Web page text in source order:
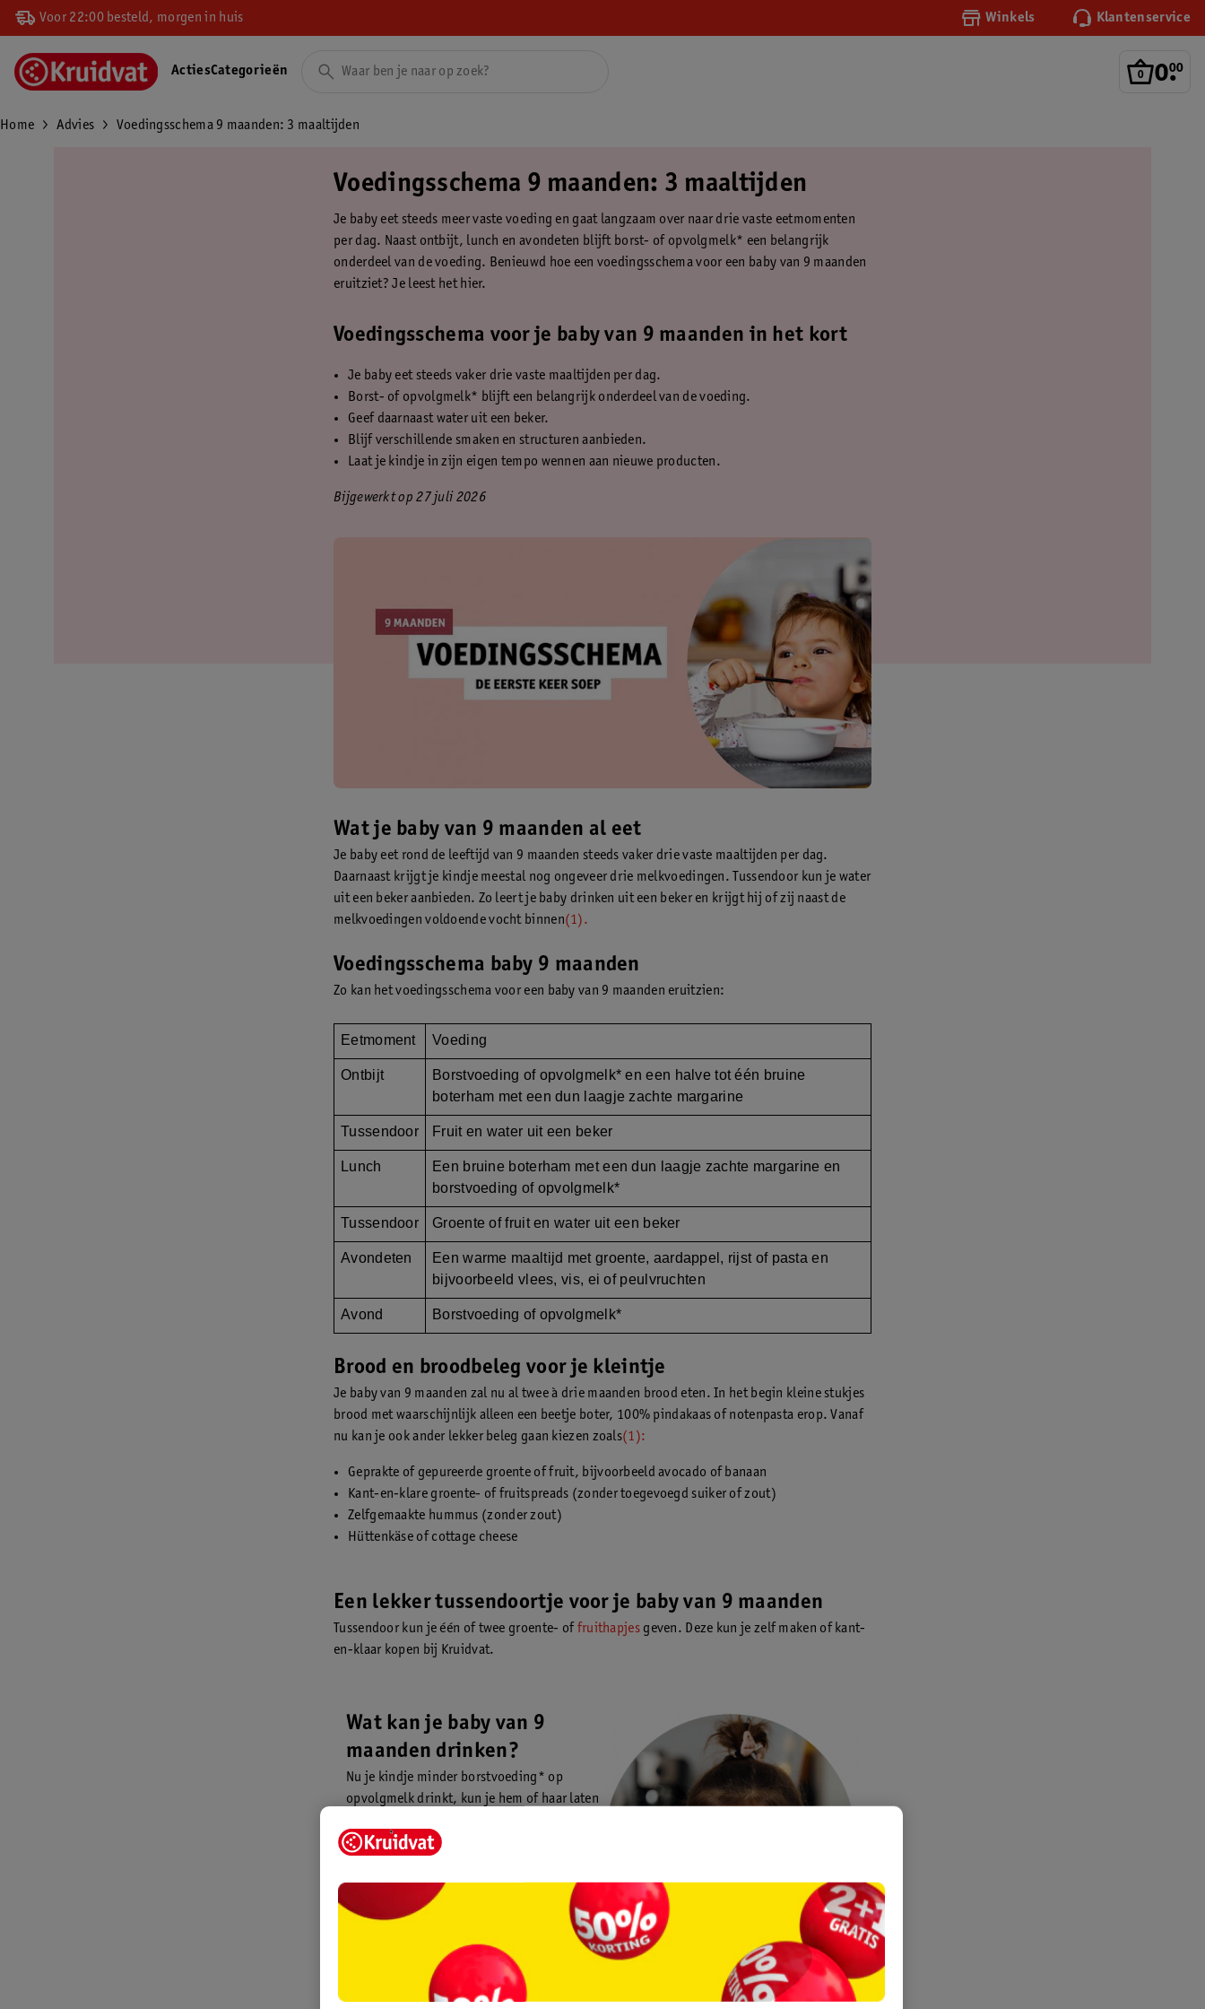
Voor 22:00 besteld, morgen in huis Winkels Klantenservice
0.
00
ActiesCategorieën
Home Advies Voedingsschema 9 maanden: 3 maaltijden
Voedingsschema 9 maanden: 3 maaltijden
Je baby eet steeds meer vaste voeding en gaat langzaam over naar drie vaste eetmomenten
per dag. Naast ontbijt, lunch en avondeten blijft borst- of opvolgmelk* een belangrijk
onderdeel van de voeding. Benieuwd hoe een voedingsschema voor een baby van 9 maanden
eruitziet? Je leest het hier.
Voedingsschema voor je baby van 9 maanden in het kort
Je baby eet steeds vaker drie vaste maaltijden per dag.
Borst- of opvolgmelk* blijft een belangrijk onderdeel van de voeding.
Geef daarnaast water uit een beker.
Blijf verschillende smaken en structuren aanbieden.
Laat je kindje in zijn eigen tempo wennen aan nieuwe producten.
Bijgewerkt op 27 juli 2026
Wat je baby van 9 maanden al eet
Je baby eet rond de leeftijd van 9 maanden steeds vaker drie vaste maaltijden per dag.
Daarnaast krijgt je kindje meestal nog ongeveer drie melkvoedingen. Tussendoor kun je water
uit een beker aanbieden. Zo leert je baby drinken uit een beker en krijgt hij of zij naast de
melkvoedingen voldoende vocht binnen(1).
Voedingsschema baby 9 maanden
Zo kan het voedingsschema voor een baby van 9 maanden eruitzien:
Eetmoment Voeding
Ontbijt
Borstvoeding of opvolgmelk* en een halve tot één bruine
boterham met een dun laagje zachte margarine
Tussendoor Fruit en water uit een beker
Lunch
Een bruine boterham met een dun laagje zachte margarine en
borstvoeding of opvolgmelk*
Tussendoor Groente of fruit en water uit een beker
Avondeten
Een warme maaltijd met groente, aardappel, rijst of pasta en
bijvoorbeeld vlees, vis, ei of peulvruchten
Avond Borstvoeding of opvolgmelk*
Brood en broodbeleg voor je kleintje
Je baby van 9 maanden zal nu al twee à drie maanden brood eten. In het begin kleine stukjes
brood met waarschijnlijk alleen een beetje boter, 100% pindakaas of notenpasta erop. Vanaf
nu kan je ook ander lekker beleg gaan kiezen zoals(1):
Geprakte of gepureerde groente of fruit, bijvoorbeeld avocado of banaan
Kant-en-klare groente- of fruitspreads (zonder toegevoegd suiker of zout)
Zelfgemaakte hummus (zonder zout)
Hüttenkäse of cottage cheese
Een lekker tussendoortje voor je baby van 9 maanden
Tussendoor kun je één of twee groente- of fruithapjesgeven. Deze kun je zelf maken of kant-
en-klaar kopen bij Kruidvat.
Wat kan je baby van 9
maanden drinken?
Nu je kindje minder borstvoeding* op
opvolgmelk drinkt, kun je hem of haar laten
9 maanden al uit een beker. Ook voor
deze nieuwe ervaring. Die beker water of
slappe thee is heel wat anders dan de zoete
melk die hij/zij gewend is. Geef liever geen
zoet (fruit)sap of limonade, ook als er op de
verpakking staat dat er geen suikers
toegevoegd zijn(1).